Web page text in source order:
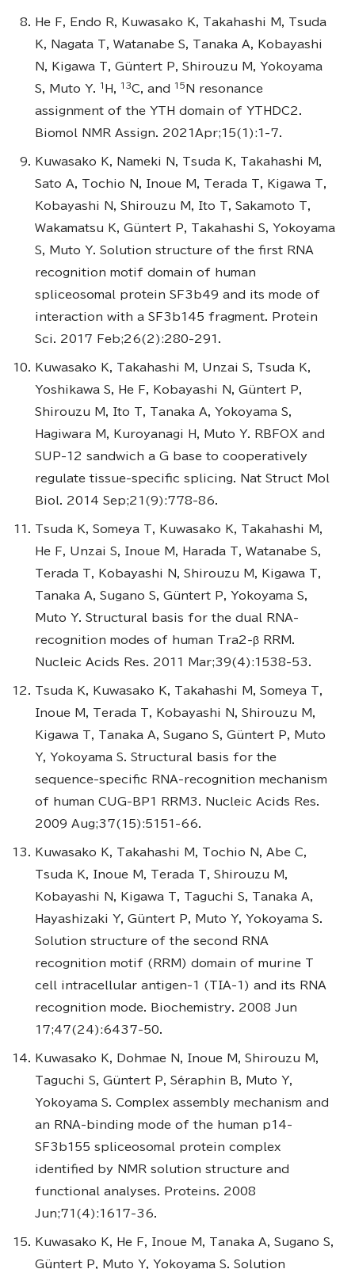
He F, Endo R, Kuwasako K, Takahashi M, Tsuda
K, Nagata T, Watanabe S, Tanaka A, Kobayashi
N, Kigawa T, Güntert P, Shirouzu M, Yokoyama
S, Muto Y.
1 H, 13C, and 15 N resonance
assignment of the YTH domain of YTHDC2.
Biomol NMR Assign. 2021Apr;15(1):1-7.
Kuwasako K, Nameki N, Tsuda K, Takahashi M,
Sato A, Tochio N, Inoue M, Terada T, Kigawa T,
Kobayashi N, Shirouzu M, Ito T, Sakamoto T,
Wakamatsu K, Güntert P, Takahashi S, Yokoyama
S, Muto Y. Solution structure of the first RNA
recognition motif domain of human
spliceosomal protein SF3b49 and its mode of
interaction with a SF3b145 fragment. Protein
Sci. 2017 Feb;26(2):280-291.
Kuwasako K, Takahashi M, Unzai S, Tsuda K,
Yoshikawa S, He F, Kobayashi N, Güntert P,
Shirouzu M, Ito T, Tanaka A, Yokoyama S,
Hagiwara M, Kuroyanagi H, Muto Y. RBFOX and
SUP-12 sandwich a G base to cooperatively
regulate tissue-specific splicing. Nat Struct Mol
Biol. 2014 Sep;21(9):778-86.
Tsuda K, Someya T, Kuwasako K, Takahashi M,
He F, Unzai S, Inoue M, Harada T, Watanabe S,
Terada T, Kobayashi N, Shirouzu M, Kigawa T,
Tanaka A, Sugano S, Güntert P, Yokoyama S,
Muto Y. Structural basis for the dual RNA-
recognition modes of human Tra2-β RRM.
Nucleic Acids Res. 2011 Mar;39(4):1538-53.
Tsuda K, Kuwasako K, Takahashi M, Someya T,
Inoue M, Terada T, Kobayashi N, Shirouzu M,
Kigawa T, Tanaka A, Sugano S, Güntert P, Muto
Y, Yokoyama S. Structural basis for the
sequence-specific RNA-recognition mechanism
of human CUG-BP1 RRM3. Nucleic Acids Res.
2009 Aug;37(15):5151-66.
Kuwasako K, Takahashi M, Tochio N, Abe C,
Tsuda K, Inoue M, Terada T, Shirouzu M,
Kobayashi N, Kigawa T, Taguchi S, Tanaka A,
Hayashizaki Y, Güntert P, Muto Y, Yokoyama S.
Solution structure of the second RNA
recognition motif (RRM) domain of murine T
cell intracellular antigen-1 (TIA-1) and its RNA
recognition mode. Biochemistry. 2008 Jun
17;47(24):6437-50.
Kuwasako K, Dohmae N, Inoue M, Shirouzu M,
Taguchi S, Güntert P, Séraphin B, Muto Y,
Yokoyama S. Complex assembly mechanism and
an RNA-binding mode of the human p14-
SF3b155 spliceosomal protein complex
identified by NMR solution structure and
functional analyses. Proteins. 2008
Jun;71(4):1617-36.
Kuwasako K, He F, Inoue M, Tanaka A, Sugano S,
Güntert P, Muto Y, Yokoyama S. Solution